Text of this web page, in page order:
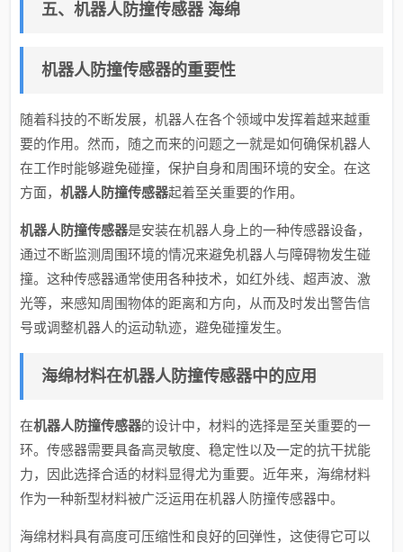
五、机器人防撞传感器 海绵
机器人防撞传感器的重要性
随着科技的不断发展，机器人在各个领域中发挥着越来越重
要的作用。然而，随之而来的问题之一就是如何确保机器人
在工作时能够避免碰撞，保护自身和周围环境的安全。在这
方面，机器人防撞传感器起着至关重要的作用。
机器人防撞传感器是安装在机器人身上的一种传感器设备，
通过不断监测周围环境的情况来避免机器人与障碍物发生碰
撞。这种传感器通常使用各种技术，如红外线、超声波、激
光等，来感知周围物体的距离和方向，从而及时发出警告信
号或调整机器人的运动轨迹，避免碰撞发生。
海绵材料在机器人防撞传感器中的应用
在机器人防撞传感器的设计中，材料的选择是至关重要的一
环。传感器需要具备高灵敏度、稳定性以及一定的抗干扰能
力，因此选择合适的材料显得尤为重要。近年来，海绵材料
作为一种新型材料被广泛运用在机器人防撞传感器中。
海绵材料具有高度可压缩性和良好的回弹性，这使得它可以